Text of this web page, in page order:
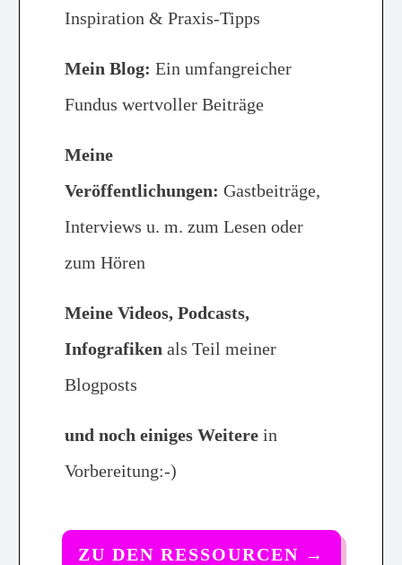
Inspiration & Praxis-Tipps
Mein Blog: Ein umfangreicher
Fundus wertvoller Beiträge
Meine
Veröffentlichungen: Gastbeiträge,
Interviews u. m. zum Lesen oder
zum Hören
Meine Videos, Podcasts,
Infografiken als Teil meiner
Blogposts
und noch einiges Weitere in
Vorbereitung:-)
ZU DEN RESSOURCEN →